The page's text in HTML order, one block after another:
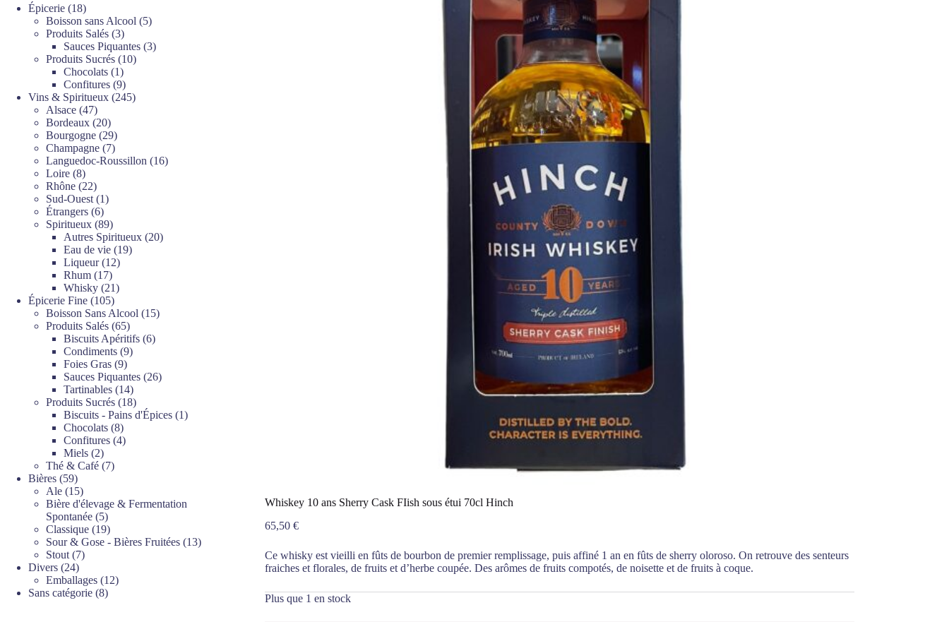
Whiskey 10 ans Sherry Cask FIish sous étui 70cl Hinch
65,50 €
Ce whisky est vieilli en fûts de bourbon de premier remplissage, puis affiné 1 an en fûts de sherry oloroso. On retrouve des senteurs
fraiches et florales, de fruits et d’herbe coupée. Des arômes de fruits compotés, de noisette et de fruits à coque.
Plus que 1 en stock
Épicerie 1818
produits
Boisson sans Alcool 55
Produits Salés 33
produits
Sauces Piquantes 33
Produits Sucrés 1010
Chocolats 11
produit
Confitures 99
produits
Vins & Spiritueux 245245
Alsace 4747
produits
Bordeaux 2020
produits
Bourgogne 2929
produits
Champagne 77
produits
Languedoc-Roussillon 1616
Loire 88
produits
Rhône 2222
produits
Sud-Ouest 11
Étrangers 66
produits
Spiritueux 8989
produits
Autres Spiritueux 2020
Eau de vie 1919
Liqueur 1212
Rhum 1717
produits
Whisky 2121
Épicerie Fine 105105
produits
Boisson Sans Alcool 1515
Produits Salés 6565
produits
Biscuits Apéritifs 66
Condiments 99
Foies Gras 99
produits
Sauces Piquantes 2626
Tartinables 1414
produits
Produits Sucrés 1818
produits
Biscuits - Pains d'Épices 11
Chocolats 88
produits
Confitures 44
Miels 22
produits
Thé & Café 77
Bières 5959
produits
Ale 1515
produits
Bière d'élevage & Fermentation
Spontanée 55
produits
Classique 1919
produits
Sour & Gose - Bières Fruitées 1313
Stout 77
Divers 2424
produits
Emballages 1212
Sans catégorie 88